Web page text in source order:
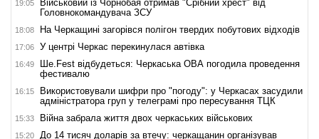
19:05
Військовий із Чорнобая отримав "Срібний хрест" від
Головнокомандувача ЗСУ
18:08 На Черкащині загорівся полігон твердих побутових відходів
17:06 У центрі Черкас перекинулася автівка
16:49
Ше.Fest відбудеться: Черкаська ОВА погодила проведення
фестивалю
16:15
Використовували шифри про "погоду": у Черкасах засудили
адміністратора груп у телеграмі про пересування ТЦК
15:33 Війна забрала життя двох черкаських військових
15:20
До 14 тисяч доларів за втечу: черкащанин організував